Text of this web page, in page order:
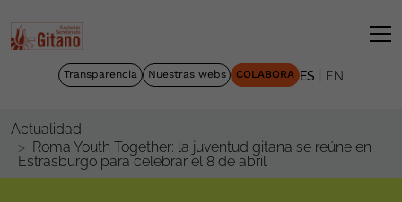
Transparencia Nuestras webs COLABORA ES EN
Actualidad
Roma Youth Together: la juventud gitana se reúne en
Estrasburgo para celebrar el 8 de abril